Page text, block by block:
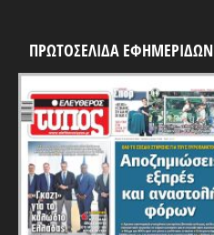
ΠΡΩΤΟΣΕΛΙΔΑ ΕΦΗΜΕΡΙΔΩΝ